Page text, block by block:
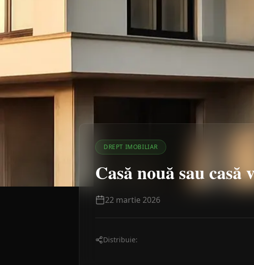
DREPT IMOBILIAR
Casă nouă sau casă
22 martie 2026
Distribuie: